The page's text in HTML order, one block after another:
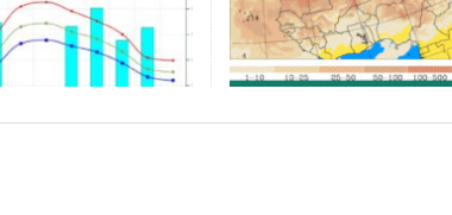
DELL’ANNO 2022 A CALTANISSETTA